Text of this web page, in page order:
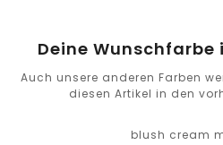
Deine
Auch unsere anderen Farben
diesen Artikel in den
blush cream